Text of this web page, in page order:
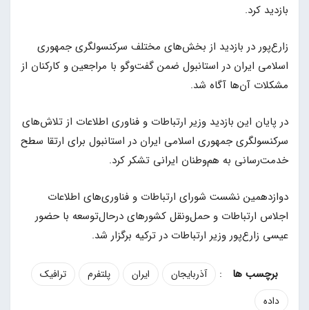
بازدید کرد.
زارع‌پور در بازدید از بخش‌های مختلف سرکنسولگری جمهوری
اسلامی ایران در استانبول ضمن گفت‌وگو با مراجعین و کارکنان از
مشکلات آن‌ها آگاه شد.
در پایان این بازدید وزیر ارتباطات و فناوری اطلاعات از تلاش‌های
سرکنسولگری جمهوری اسلامی ایران در استانبول برای ارتقا سطح
خدمت‌رسانی به هم‌وطنان ایرانی تشکر کرد.
دوازدهمین نشست شورای ارتباطات و فناوری‌های اطلاعات
اجلاس ارتباطات و حمل‌ونقل کشورهای درحال‌توسعه با حضور
عیسی زارع‌پور وزیر ارتباطات در ترکیه برگزار شد.
: آذربایجان ایران پلتفرم
ترافیک
داده